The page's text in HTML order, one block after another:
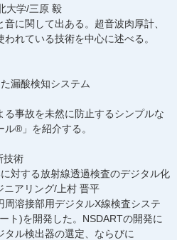
大学/三原 毅
に関して出ある。超音波肉厚計、
れている技術を中心に述べる。
漏酸検知システム
事故を未然に防止するシンプルな
®」を紹介する。
技術
対する放射線透過検査のデジタル化
ニアリング/上村 晋平
溶接部用デジタルX線検査システ
ト)を開発した。NSDARTの開発に
ル検出器の選定、ならびに